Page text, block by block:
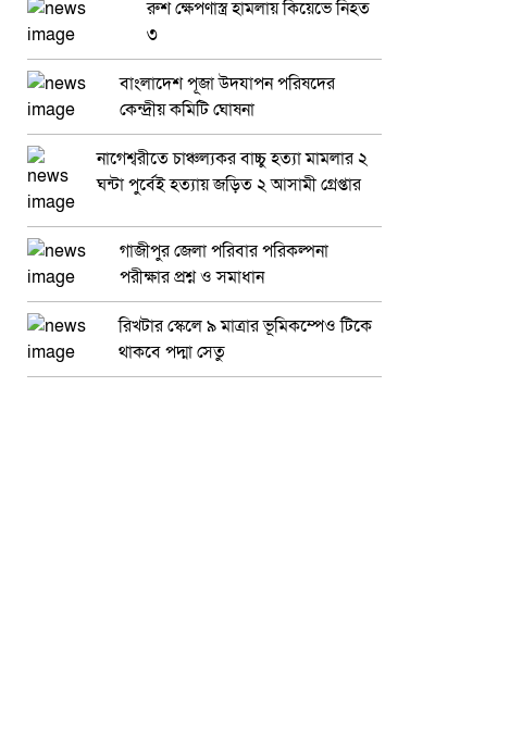
রুশ ক্ষেপণাস্ত্র হামলায় কিয়েভে নিহত
৩
বাংলাদেশ পূজা উদযাপন পরিষদের
কেন্দ্রীয় কমিটি ঘোষনা
নাগেশ্বরীতে চাঞ্চল্যকর বাচ্চু হত্যা মামলার ২
ঘন্টা পুর্বেই হত্যায় জড়িত ২ আসামী গ্রেপ্তার
গাজীপুর জেলা পরিবার পরিকল্পনা
পরীক্ষার প্রশ্ন ও সমাধান
রিখটার স্কেলে ৯ মাত্রার ভূমিকম্পেও টিকে
থাকবে পদ্মা সেতু